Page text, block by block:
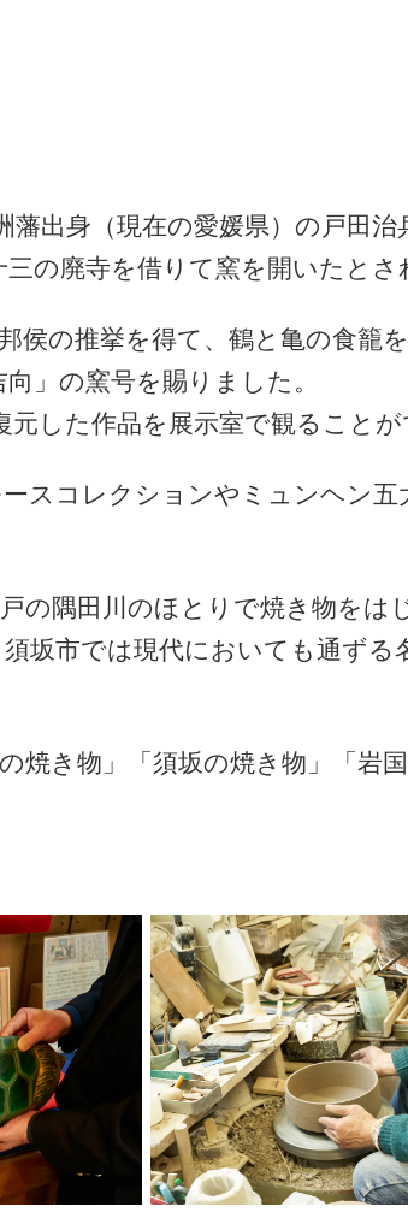
出身（現在の愛媛県）の戸田治
の廃寺を借りて窯を開いたとさ
侯の推挙を得て、鶴と亀の食籠
」の窯号を賜りました。
した作品を展示室で観ることが
スコレクションやミュンヘン五
の隅田川のほとりで焼き物をは
坂市では現代においても通ずる
焼き物」「須坂の焼き物」「岩